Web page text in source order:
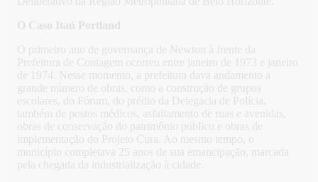
O Caso Itaú Portland
O primeiro ano de governança de Newton à frente da
Prefeitura de Contagem ocorreu entre janeiro de 1973 e janeiro
de 1974. Nesse momento, a prefeitura dava andamento a
grande número de obras, como a construção de grupos
escolares, do Fórum, do prédio da Delegacia de Polícia,
também de postos médicos, asfaltamento de ruas e avenidas,
obras de conservação do patrimônio público e obras de
implementação do Projeto Cura. Ao mesmo tempo, o
município completava 25 anos de sua emancipação, marcada
pela chegada da industrialização à cidade.